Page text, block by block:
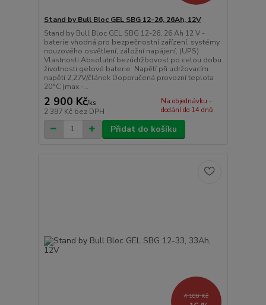
Stand by Bull Bloc GEL SBG 12-26, 26Ah, 12V
Stand by Bull Bloc GEL SBG 12-26, 26 Ah 12 V -
baterie vhodná pro bezpečnostní zařízení, systémy
nouzového osvětlení, záložní napájení, (UPS)
Vlastnosti Absolutní bezúdržbovost po celou dobu
životnosti gelové baterie Napětí při udržovacím
napětí 2,27V/článek Doporučená provozní teplota
20°C (max -...
2 900 Kč/ks
2 397 Kč bez DPH
Na objednávku -
dodání do 14 dnů
Přidat do košíku
4 100 Kč